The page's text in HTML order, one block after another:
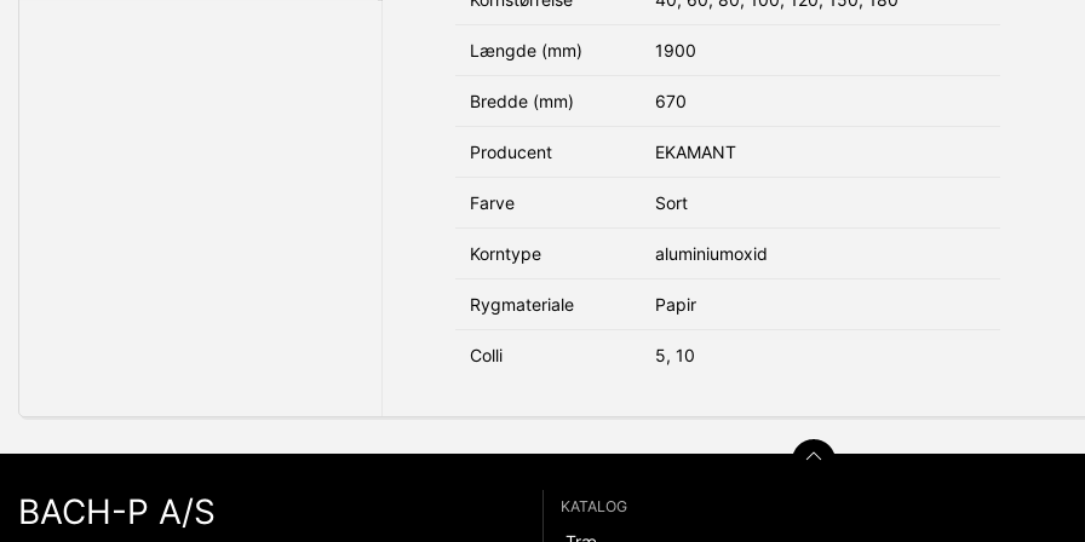
Længde (mm) 1900
Bredde (mm) 670
Producent EKAMANT
Farve Sort
Korntype aluminiumoxid
Rygmateriale Papir
Colli 5, 10
BACH-P A/S KATALOG